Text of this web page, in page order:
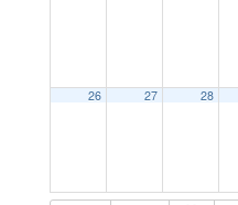
26 27 28